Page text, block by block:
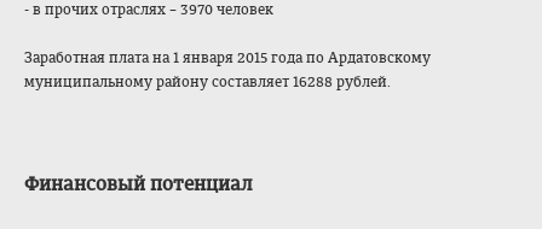
- в прочих отраслях – 3970 человек
Заработная плата на 1 января 2015 года по Ардатовскому
муниципальному району составляет 16288 рублей.
Финансовый потенциал